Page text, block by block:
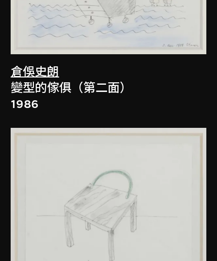
倉俁史朗
變型的傢俱（第二面）
1986